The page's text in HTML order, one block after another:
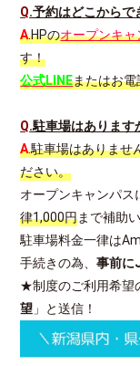
Q.予約はどこからで
A.HPのオープンキ
す！
公式LINEまたはお
Q.駐車場はあります
A.駐車場はありませ
ださい。
オープンキャンパ
律1,000円まで補助
駐車場料金一律は
手続きの為、事前に
★制度のご利用希望
望 」と送信！